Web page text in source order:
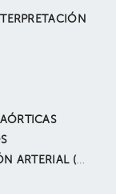
MONITOREO AMBULATORIO DE PRESIÓN ARTERIAL (MAPA)